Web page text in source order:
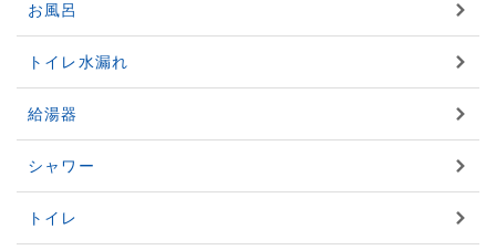
お風呂
トイレ水漏れ
給湯器
シャワー
トイレ